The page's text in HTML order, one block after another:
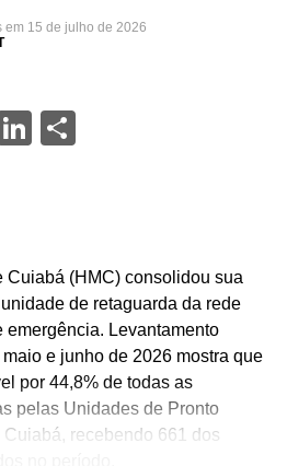
em 15 de julho de 2026
LinkedIn
Share
Cuiabá (HMC) consolidou sua
de retaguarda da rede
Levantamento
e junho de 2026 mostra que
por 44,8% de todas as
pelas Unidades de Pronto
recebendo 661 dos